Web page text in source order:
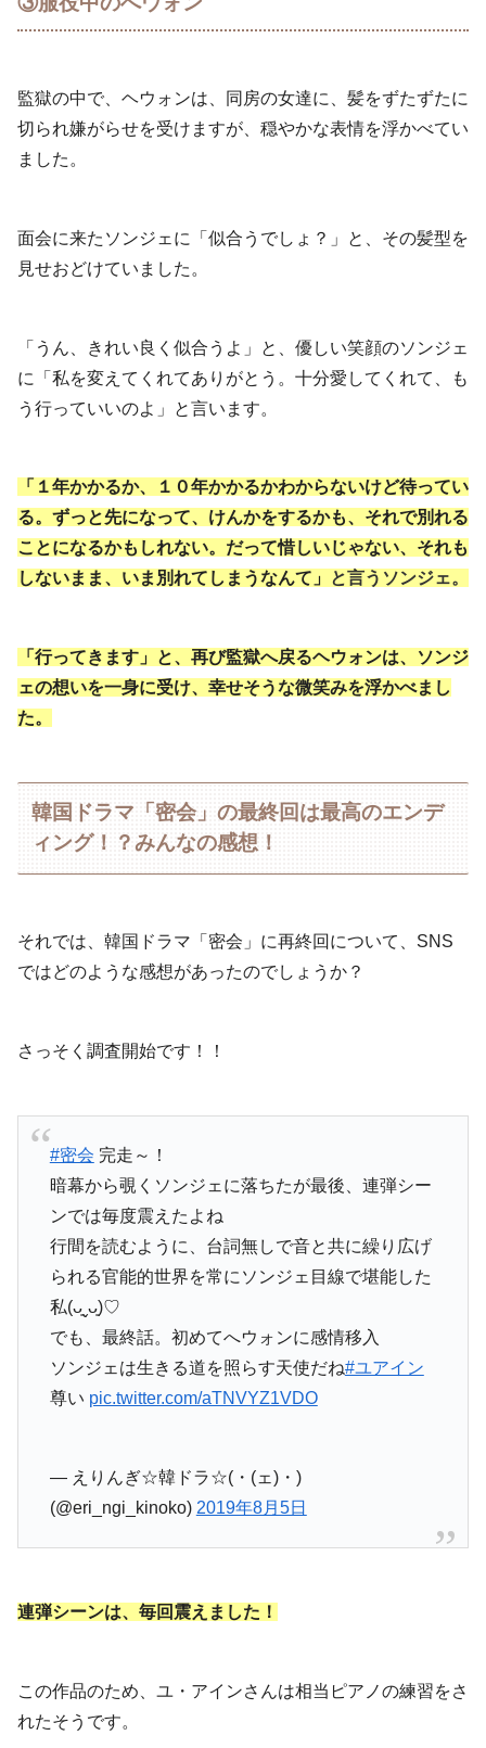
監獄の中で、ヘウォンは、同房の女達に、髪をずたずたに
切られ嫌がらせを受けますが、穏やかな表情を浮かべてい
ました。
面会に来たソンジェに「似合うでしょ？」と、その髪型を
見せおどけていました。
「うん、きれい良く似合うよ」と、優しい笑顔のソンジェ
に「私を変えてくれてありがとう。十分愛してくれて、も
う行っていいのよ」と言います。
「１年かかるか、１０年かかるかわからないけど待ってい
る。ずっと先になって、けんかをするかも、それで別れる
ことになるかもしれない。だって惜しいじゃない、それも
しないまま、いま別れてしまうなんて」 と言うソンジェ。
「行ってきます」と、再び監獄へ戻るヘウォンは、ソンジ
ェの想いを一身に受け、幸せそうな微笑みを浮かべまし
た。
韓国ドラマ「密会」の最終回は最高のエンデ
ィング！？みんなの感想！
それでは、韓国ドラマ「密会」に再終回について、SNS
ではどのような感想があったのでしょうか？
さっそく調査開始です！！
#密会 完走～！
暗幕から覗くソンジェに落ちたが最後、連弾シー
ンでは毎度震えたよね
行間を読むように、台詞無しで音と共に繰り広げ
られる官能的世界を常にソンジェ目線で堪能した
私(ᴗ͈ˬᴗ͈)♡
でも、最終話。初めてへウォンに感情移入
ソンジェは生きる道を照らす天使だね#ユアイン
尊い pic.twitter.com/aTNVYZ1VDO
— えりんぎ☆韓ドラ☆(・(ェ)・)
(@eri_ngi_kinoko) 2019年8月5日
連弾シーンは、毎回震えました！
この作品のため、ユ・アインさんは相当ピアノの練習をさ
れたそうです。